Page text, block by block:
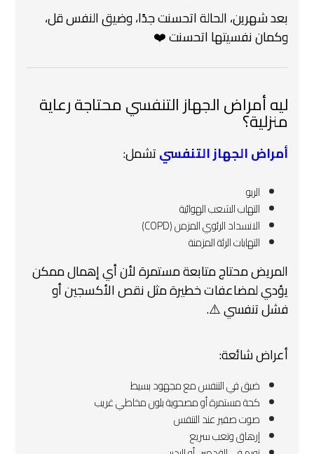
بعد شهرين، الحالة اتحسنت جدًا، وضيق النفس قل،
وكمان نفسيتها اتحسنت ❤️
ليه أمراض الجهاز التنفسي محتاجة رعاية
منزلية؟
أمراض الجهاز التنفسيتشمل:
الربو
التهاب الشعب الهوائية
الانسداد الرئوي المزمن (COPD)
التهابات الرئة المزمنة
المريض محتاج متابعة مستمرة لأن أي إهمال ممكن
يؤدي لمضاعفات خطيرة مثل نقص الأكسجين أو
فشل تنفسي ⚠️.
أعراض شائعة:
ضيق في التنفس مع مجهود بسيط
كحة مستمرة أو مصحوبة بلون مخاطي غريب
صوت صفير عند التنفس
إرهاق وتعب سريع